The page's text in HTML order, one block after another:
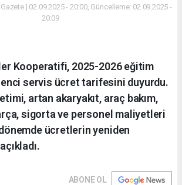
| 02.09.2025 - 20:00, Güncelleme: 02.09.2025 -
20:09
Kooperatifi, 2025-2026 eğitim
servis ücret tarifesini duyurdu.
artan akaryakıt, araç bakım,
sigorta ve personel maliyetleri
ücretlerin yeniden
ABONE OL